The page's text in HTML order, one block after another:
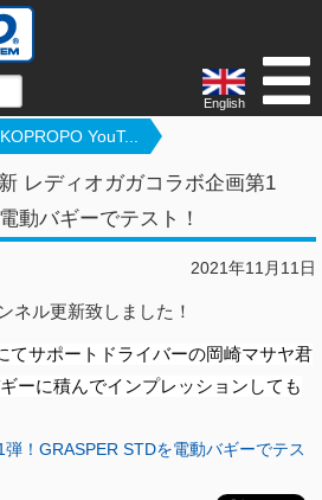
English
KOPROPO YouT...
レディオガガコラボ企画第1
動バギーでテスト！
2021年11月11日
ネル更新致しました！
てサポートドライバーの岡崎マサヤ君
ーに積んでインプレッションしても
！GRASPER STDを電動バギーでテス